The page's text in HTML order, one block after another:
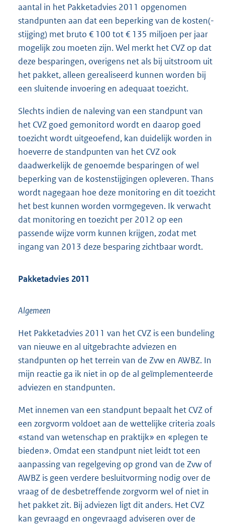
aantal in het Pakketadvies 2011 opgenomen
standpunten aan dat een beperking van de kosten(-
stijging) met bruto € 100 tot € 135 miljoen per jaar
mogelijk zou moeten zijn. Wel merkt het CVZ op dat
deze besparingen, overigens net als bij uitstroom uit
het pakket, alleen gerealiseerd kunnen worden bij
een sluitende invoering en adequaat toezicht.
Slechts indien de naleving van een standpunt van
het CVZ goed gemonitord wordt en daarop goed
toezicht wordt uitgeoefend, kan duidelijk worden in
hoeverre de standpunten van het CVZ ook
daadwerkelijk de genoemde besparingen of wel
beperking van de kostenstijgingen opleveren. Thans
wordt nagegaan hoe deze monitoring en dit toezicht
het best kunnen worden vormgegeven. Ik verwacht
dat monitoring en toezicht per 2012 op een
passende wijze vorm kunnen krijgen, zodat met
ingang van 2013 deze besparing zichtbaar wordt.
Pakketadvies 2011
Algemeen
Het Pakketadvies 2011 van het CVZ is een bundeling
van nieuwe en al uitgebrachte adviezen en
standpunten op het terrein van de Zvw en AWBZ. In
mijn reactie ga ik niet in op de al geïmplementeerde
adviezen en standpunten.
Met innemen van een standpunt bepaalt het CVZ of
een zorgvorm voldoet aan de wettelijke criteria zoals
«stand van wetenschap en praktijk» en «plegen te
bieden». Omdat een standpunt niet leidt tot een
aanpassing van regelgeving op grond van de Zvw of
AWBZ is geen verdere besluitvorming nodig over de
vraag of de desbetreffende zorgvorm wel of niet in
het pakket zit. Bij adviezen ligt dit anders. Het CVZ
kan gevraagd en ongevraagd adviseren over de